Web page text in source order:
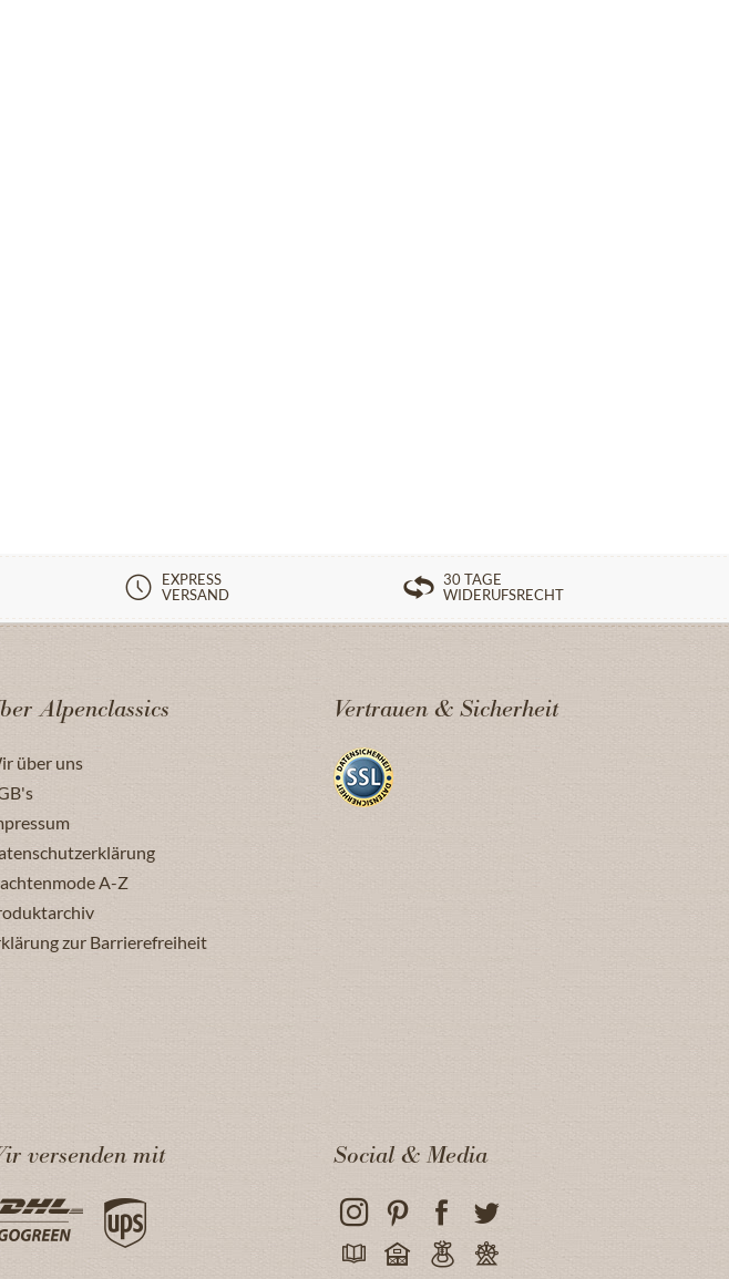
EXPRESS
VERSAND
30 TAGE
WIDERUFSRECHT
Alpenclassics
über uns
A-Z
zur Barrierefreiheit
Vertrauen & Sicherheit
versenden mit Social & Media